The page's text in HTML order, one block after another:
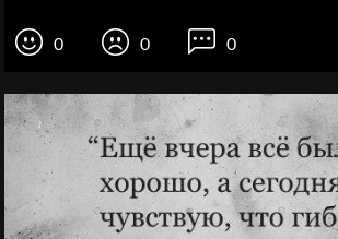
0 0 0